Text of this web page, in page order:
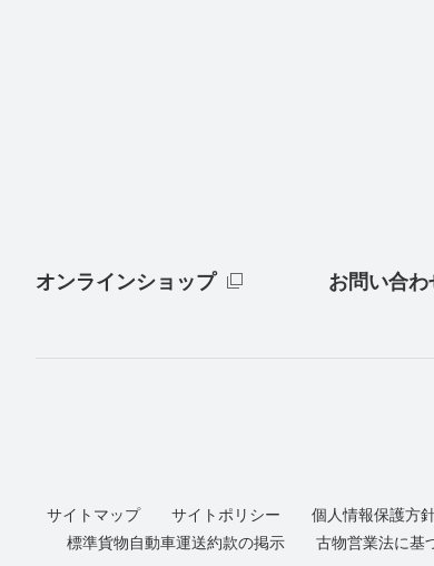
オンラインショップ お問い合わ
サイトマップ サイトポリシー 個人情報保護方
標準貨物自動車運送約款の掲示
古物営業法に基